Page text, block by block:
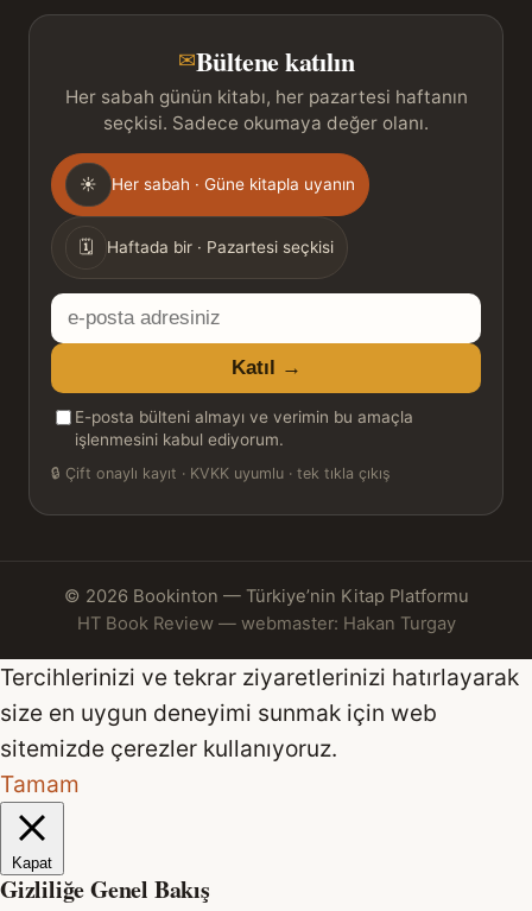
✉Bültene katılın
Her sabah günün kitabı, her pazartesi haftanın
seçkisi. Sadece okumaya değer olanı.
Gönderim
sıklığı
☀ Her sabah · Güne kitapla uyanın
🗓 Haftada bir · Pazartesi seçkisi
E-
posta
adresiniz
Katıl →
E-posta bülteni almayı ve verimin bu amaçla
işlenmesini kabul ediyorum.
🔒 Çift onaylı kayıt · KVKK uyumlu · tek tıkla çıkış
© 2026 Bookinton — Türkiye’nin Kitap Platformu
HT Book Review — webmaster: Hakan Turgay
Tercihlerinizi ve tekrar ziyaretlerinizi hatırlayarak
size en uygun deneyimi sunmak için web
sitemizde çerezler kullanıyoruz.
Tamam
Kapat
Gizliliğe Genel Bakış